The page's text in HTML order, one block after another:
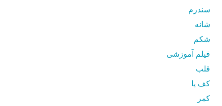
سندرم
شانه
شکم
فیلم آموزشی
قلب
کف پا
کمر